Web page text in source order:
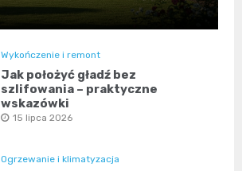
Wykończenie i remont
Jak położyć gładź bez
szlifowania – praktyczne
wskazówki
15 lipca 2026
Ogrzewanie i klimatyzacja